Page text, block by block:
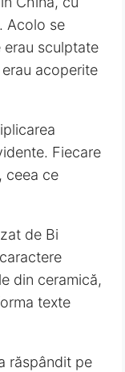
Acolo se
erau sculptate
acoperite
Fiecare
ceea ce
de Bi
din ceramică,
texte
răspândit pe